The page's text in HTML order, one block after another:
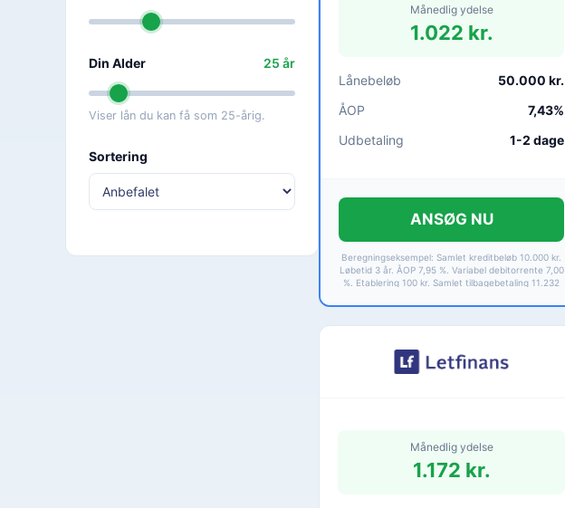
Din Alder 25 år
Viser lån du kan få som 25-årig.
Sortering
Månedlig ydelse
1.022 kr.
Lånebeløb
50.000 kr.
ÅOP
7,43%
Udbetaling
1-2 dage
ANSØG NU
Beregningseksempel: Samlet kreditbeløb 10.000 kr.
Løbetid 3 år. ÅOP 7,95 %. Variabel debitorrente 7,00
%. Etablering 100 kr. Samlet tilbagebetaling 11.232
Månedlig ydelse
1.172 kr.